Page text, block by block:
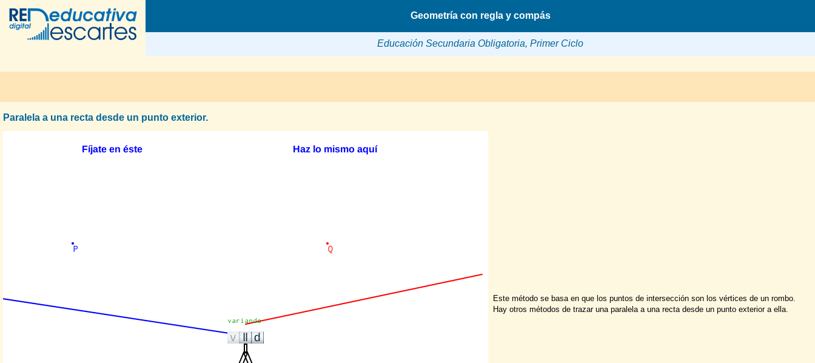
Geometría con regla y compás
Educación Secundaria Obligatoria, Primer Ciclo
Paralela a una recta desde un punto exterior.
Este método se basa en que los puntos de intersección son los vértices de un rombo.
Hay otros métodos de trazar una paralela a una recta desde un punto exterior a ella.